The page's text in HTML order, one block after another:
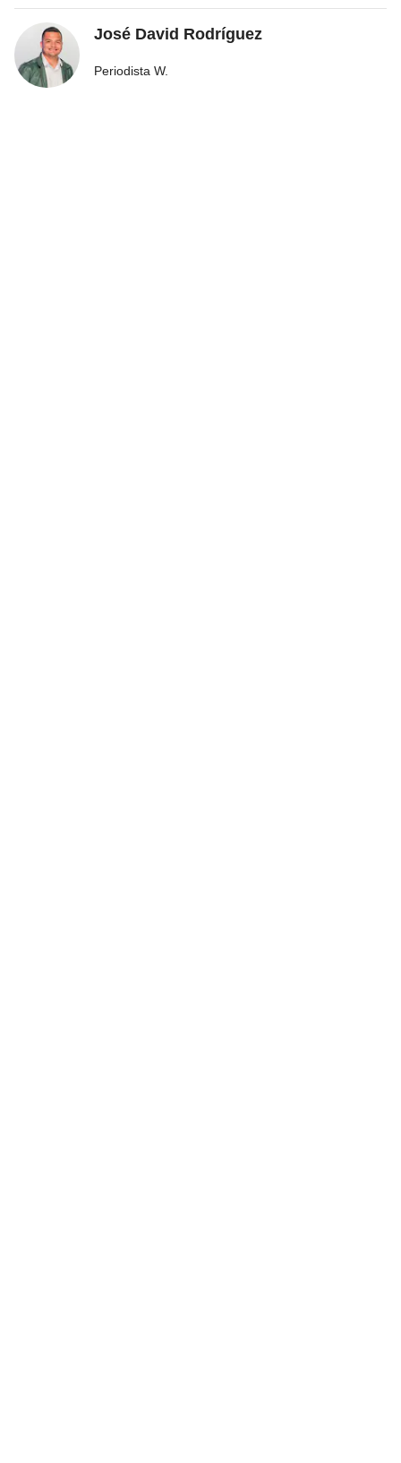
José David Rodríguez
Periodista W.